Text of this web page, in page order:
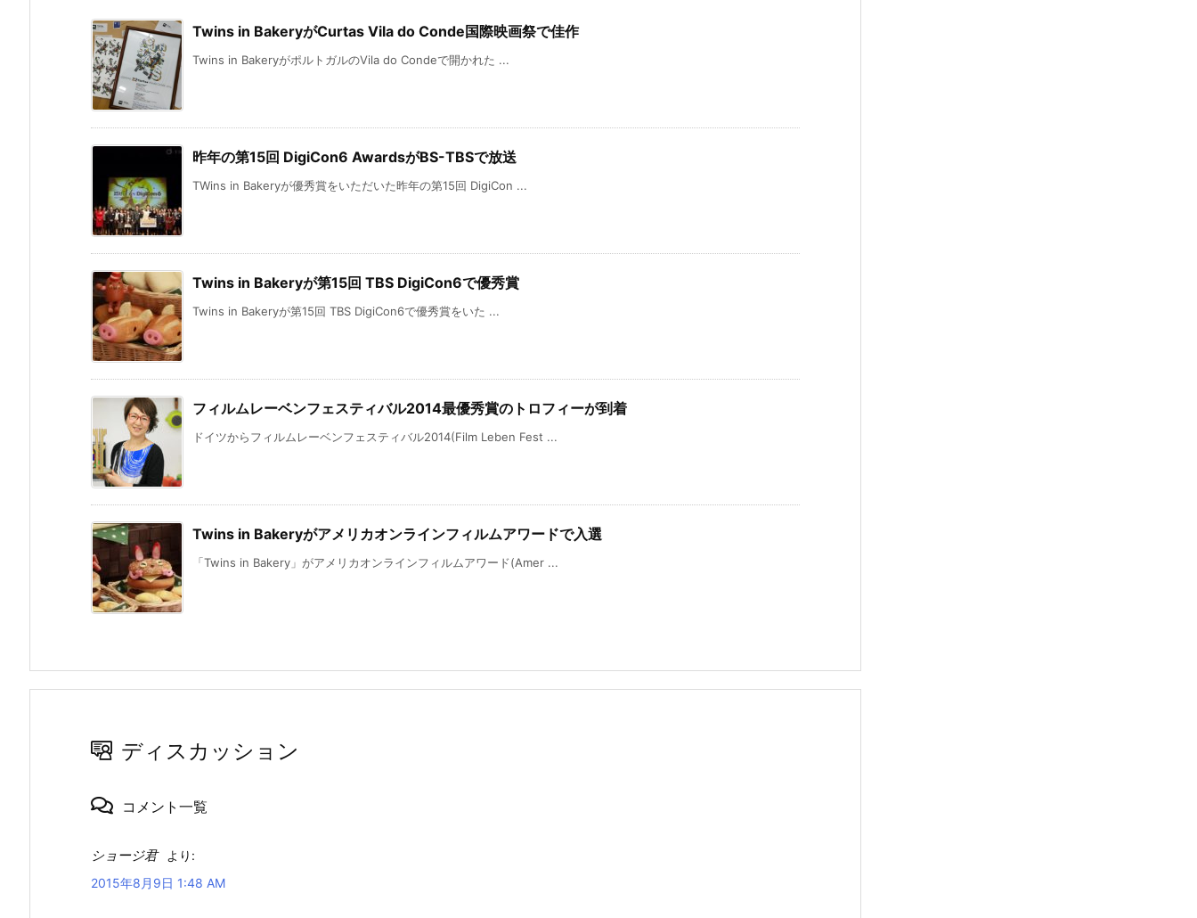
Twins in BakeryがCurtas Vila do Conde国際映画祭で佳作
Twins in BakeryがポルトガルのVila do Condeで開かれた ...
昨年の第15回 DigiCon6 AwardsがBS-TBSで放送
TWins in Bakeryが優秀賞をいただいた昨年の第15回 DigiCon ...
Twins in Bakeryが第15回 TBS DigiCon6で優秀賞
Twins in Bakeryが第15回 TBS DigiCon6で優秀賞をいた ...
フィルムレーベンフェスティバル2014最優秀賞のトロフィーが到着
ドイツからフィルムレーベンフェスティバル2014(Film Leben Fest ...
Twins in Bakeryがアメリカオンラインフィルムアワードで入選
「Twins in Bakery」がアメリカオンラインフィルムアワード(Amer ...
ディスカッション
コメント一覧
ショージ君
より:
2015年8月9日 1:48 AM